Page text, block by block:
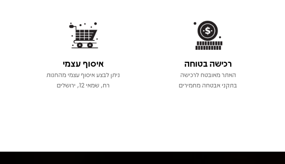
רכישה בטוחה
האתר מאובטח לרכישה
בתקני אבטחה מחמירים
איסוף עצמי
ניתן לבצע איסוף עצמי מהחנות
רח, שמאי 12, ירושלים